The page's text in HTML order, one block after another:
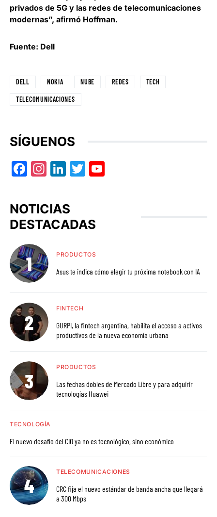
privados de 5G y las redes de telecomunicaciones
modernas”, afirmó Hoffman.
Fuente: Dell
DELL NOKIA NUBE REDES TECH
TELECOMUNICACIONES
SÍGUENOS
Facebook
Instagram
LinkedIn
Twitter
NOTICIAS
DESTACADAS
PRODUCTOS
Asus te indica cómo elegir tu próxima notebook con IA
FINTECH
GURPI, la fintech argentina, habilita el acceso a activos
productivos de la nueva economía urbana
PRODUCTOS
Las fechas dobles de Mercado Libre y para adquirir
tecnologías Huawei
TECNOLOGÍA
El nuevo desafío del CIO ya no es tecnológico, sino económico
TELECOMUNICACIONES
CRC fija el nuevo estándar de banda ancha que llegará
a 300 Mbps